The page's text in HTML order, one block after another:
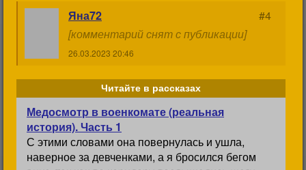
Яна72
#4
[комментарий снят с публикации]
26.03.2023 20:46
Читайте в рассказах
Медосмотр в военкомате (реальная
история). Часть 1
С этими словами она повернулась и ушла,
наверное за девченками, а я бросился бегом